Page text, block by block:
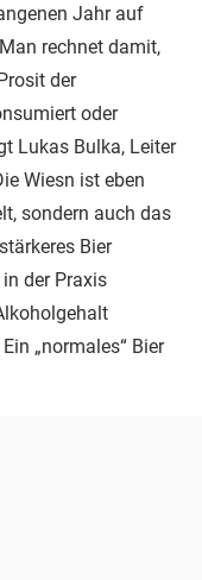
Jahr auf
rechnet damit,
der
oder
Lukas Bulka, Leiter
Wiesn ist eben
sondern auch das
Bier
der Praxis
„normales“ Bier